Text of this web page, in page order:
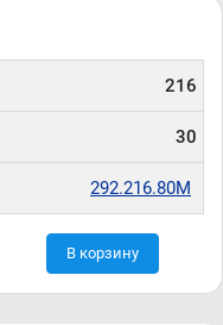
216
30
292.216.80M
В корзину